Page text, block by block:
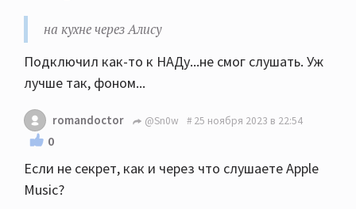
на кухне через Алису
Подключил как-то к НАДу...не смог слушать. Уж
лучше так, фоном...
romandoctor @Sn0w 25 ноября 2023 в 22:54
0
Если не секрет, как и через что слушаете Apple
Music?